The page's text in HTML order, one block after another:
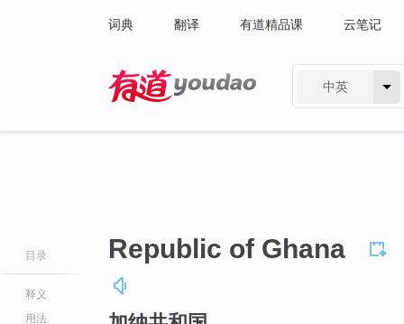
词典 翻译 有道精品课 云笔记
中英
目录
释义
用法
Republic of Ghana